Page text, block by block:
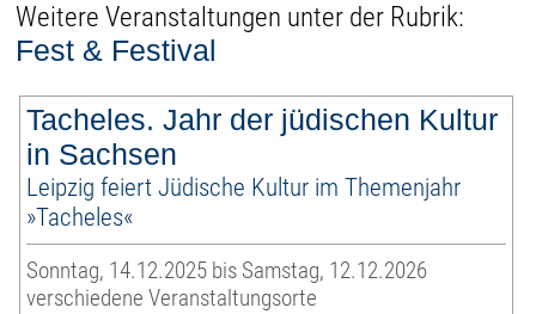
Weitere Veranstaltungen unter der Rubrik:
Fest & Festival
Tacheles. Jahr der jüdischen Kultur
in Sachsen
Leipzig feiert Jüdische Kultur im Themenjahr
»Tacheles«
Sonntag, 14.12.2025 bis Samstag, 12.12.2026
verschiedene Veranstaltungsorte